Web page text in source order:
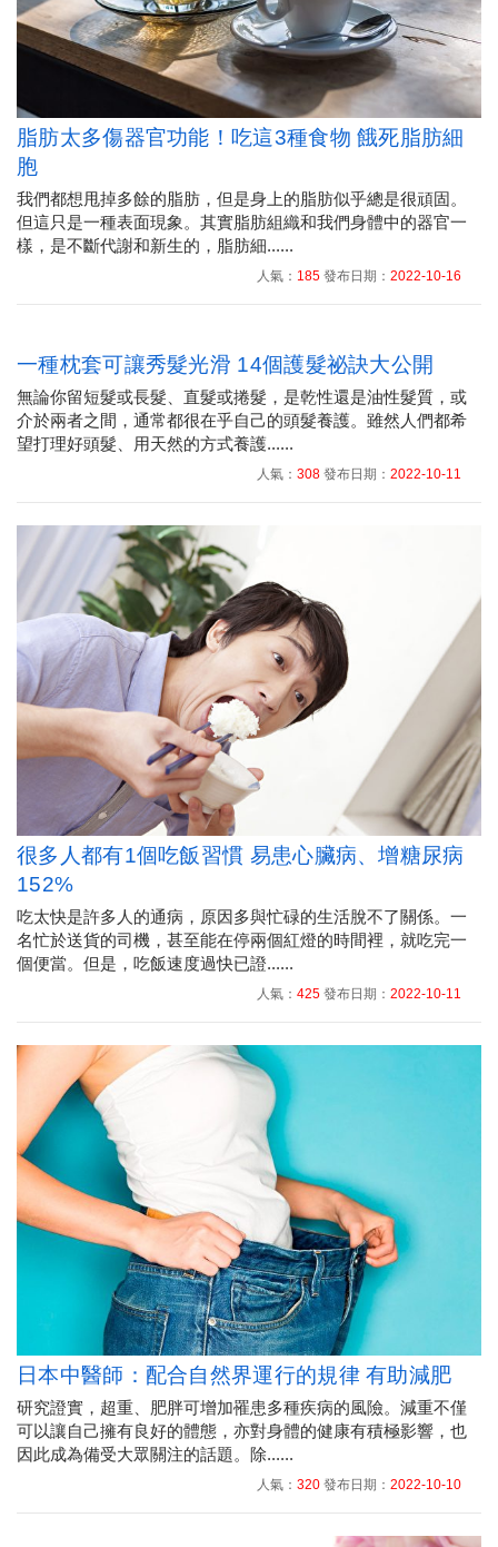
脂肪太多傷器官功能！吃這3種食物 餓死脂肪細
胞
我們都想甩掉多餘的脂肪，但是身上的脂肪似乎總是很頑固。
但這只是一種表面現象。其實脂肪組織和我們身體中的器官一
樣，是不斷代謝和新生的，脂肪細......
人氣： 185 發布日期： 2022-10-16
一種枕套可讓秀髮光滑 14個護髮祕訣大公開
無論你留短髮或長髮、直髮或捲髮，是乾性還是油性髮質，或
介於兩者之間，通常都很在乎自己的頭髮養護。雖然人們都希
望打理好頭髮、用天然的方式養護......
人氣： 308 發布日期： 2022-10-11
很多人都有1個吃飯習慣 易患心臟病、增糖尿病
152%
吃太快是許多人的通病，原因多與忙碌的生活脫不了關係。一
名忙於送貨的司機，甚至能在停兩個紅燈的時間裡，就吃完一
個便當。但是，吃飯速度過快已證......
人氣： 425 發布日期： 2022-10-11
日本中醫師：配合自然界運行的規律 有助減肥
研究證實，超重、肥胖可增加罹患多種疾病的風險。減重不僅
可以讓自己擁有良好的體態，亦對身體的健康有積極影響，也
因此成為備受大眾關注的話題。除......
人氣： 320 發布日期： 2022-10-10